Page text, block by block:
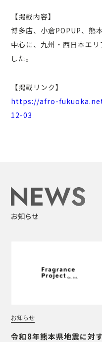
【掲載内容】
博多店、小倉POPUP、熊
中心に、九州・西日本エ
した。
【掲載リンク】
https://afro-
12-03
お知らせ
お知らせ
令和8年熊本県地震に対